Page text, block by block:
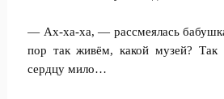
— Ах-ха-ха, — рассмеялась
пор так живём, какой музей? Так
сердцу мило…